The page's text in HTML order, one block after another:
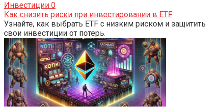
Инвестиции 0
Как снизить риски при инвестировании в ETF
Узнайте, как выбрать ETF с низким риском и защитить
свои инвестиции от потерь.